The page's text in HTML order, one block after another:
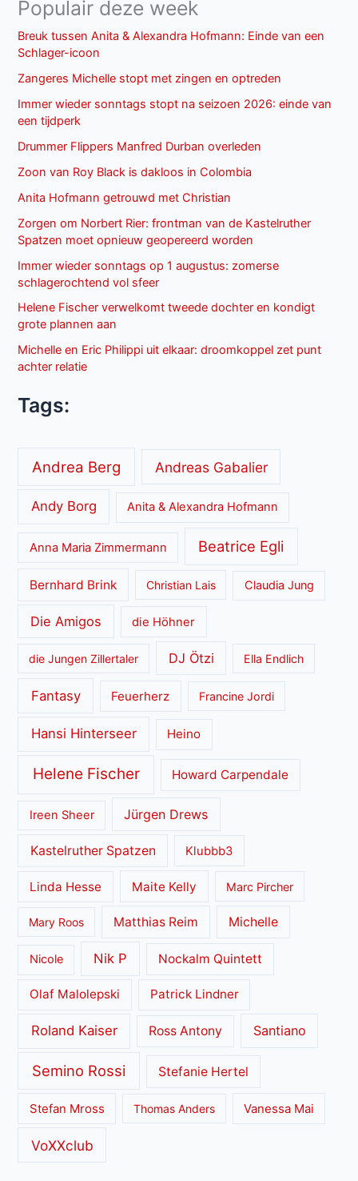
Populair deze week
Breuk tussen Anita & Alexandra Hofmann: Einde van een
Schlager-icoon
Zangeres Michelle stopt met zingen en optreden
Immer wieder sonntags stopt na seizoen 2026: einde van
een tijdperk
Drummer Flippers Manfred Durban overleden
Zoon van Roy Black is dakloos in Colombia
Anita Hofmann getrouwd met Christian
Zorgen om Norbert Rier: frontman van de Kastelruther
Spatzen moet opnieuw geopereerd worden
Immer wieder sonntags op 1 augustus: zomerse
schlagerochtend vol sfeer
Helene Fischer verwelkomt tweede dochter en kondigt
grote plannen aan
Michelle en Eric Philippi uit elkaar: droomkoppel zet punt
achter relatie
Tags:
Andrea Berg Andreas Gabalier
Andy Borg Anita & Alexandra Hofmann
Anna Maria Zimmermann Beatrice Egli
Bernhard Brink Christian Lais Claudia Jung
Die Amigos die Höhner
die Jungen Zillertaler DJ Ötzi Ella Endlich
Fantasy Feuerherz Francine Jordi
Hansi Hinterseer Heino
Helene Fischer Howard Carpendale
Ireen Sheer Jürgen Drews
Kastelruther Spatzen Klubbb3
Linda Hesse Maite Kelly Marc Pircher
Mary Roos Matthias Reim Michelle
Nicole Nik P Nockalm Quintett
Olaf Malolepski Patrick Lindner
Roland Kaiser Ross Antony Santiano
Semino Rossi Stefanie Hertel
Stefan Mross Thomas Anders Vanessa Mai
VoXXclub